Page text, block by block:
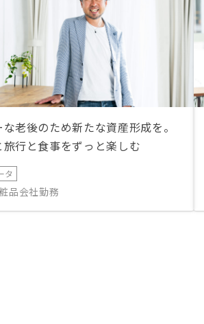
老後のため新たな資産形成を。
旅行と食事をずっと楽しむ
タ
品会社勤務